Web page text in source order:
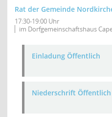
Rat der Gemeinde
17:30-19:00 Uhr
im Dorfgemeinschaftshaus
Einladung Öffentlich
Niederschrift Öffentlich